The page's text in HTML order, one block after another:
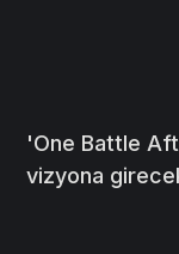
'One Battle
vizyona